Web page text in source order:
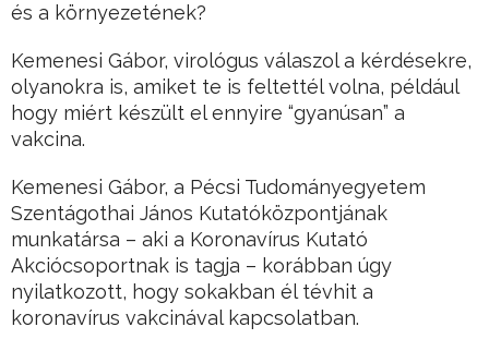
és a környezetének?
Kemenesi Gábor, virológus válaszol a kérdésekre,
olyanokra is, amiket te is feltettél volna, például
hogy miért készült el ennyire “gyanúsan” a
vakcina.
Kemenesi Gábor, a Pécsi Tudományegyetem
Szentágothai János Kutatóközpontjának
munkatársa – aki a Koronavírus Kutató
Akciócsoportnak is tagja – korábban úgy
nyilatkozott, hogy sokakban él tévhit a
koronavírus vakcinával kapcsolatban.